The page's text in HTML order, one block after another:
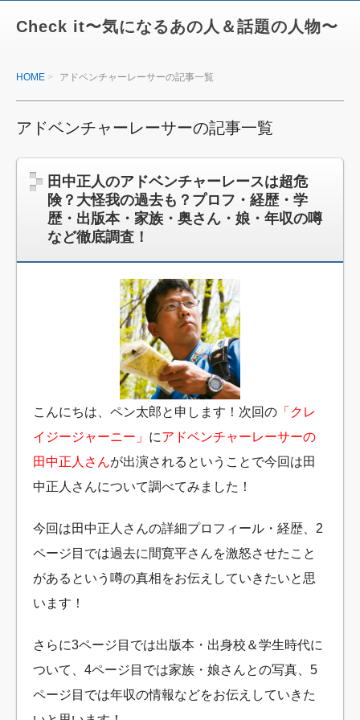
Check it〜気になるあの人＆話題の人物〜
HOME アドベンチャーレーサーの記事一覧
アドベンチャーレーサーの記事一覧
田中正人のアドベンチャーレースは超危
険？大怪我の過去も？プロフ・経歴・学
歴・出版本・家族・奥さん・娘・年収の噂
など徹底調査！
こんにちは、ペン太郎と申します！次回の 「クレ
イジージャーニー」 にアドベンチャーレーサーの
田中正人さんが出演されるということで今回は田
中正人さんについて調べてみました！
今回は田中正人さんの詳細プロフィール・経歴、2
ページ目では過去に間寛平さんを激怒させたこと
があるという噂の真相をお伝えしていきたいと思
います！
さらに3ページ目では出版本・出身校＆学生時代に
ついて、4ページ目では家族・娘さんとの写真、5
ページ目では年収の情報などをお伝えしていきた